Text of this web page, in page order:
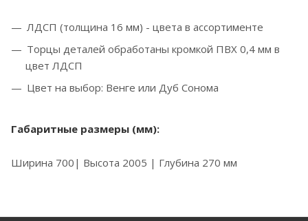
ЛДСП (толщина 16 мм) - цвета в ассортименте
Торцы деталей обработаны кромкой ПВХ 0,4 мм в
цвет ЛДСП
Цвет на выбор: Венге или Дуб Сонома
Габаритные размеры (мм):
Ширина 700| Высота 2005 | Глубина 270 мм